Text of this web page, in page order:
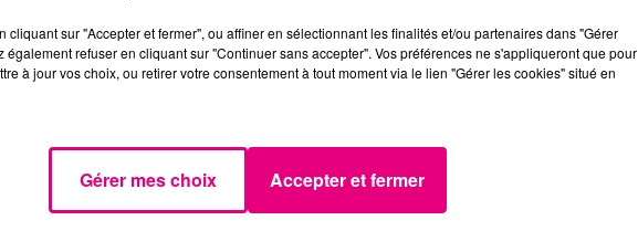
cliquant sur "Accepter et fermer", ou affiner en sélectionnant les finalités et/ou partenaires dans "Gérer
également refuser en cliquant sur "Continuer sans accepter". Vos préférences ne s'appliqueront que pour
à jour vos choix, ou retirer votre consentement à tout moment via le lien "Gérer les cookies" situé en
Gérer mes choix Accepter et fermer